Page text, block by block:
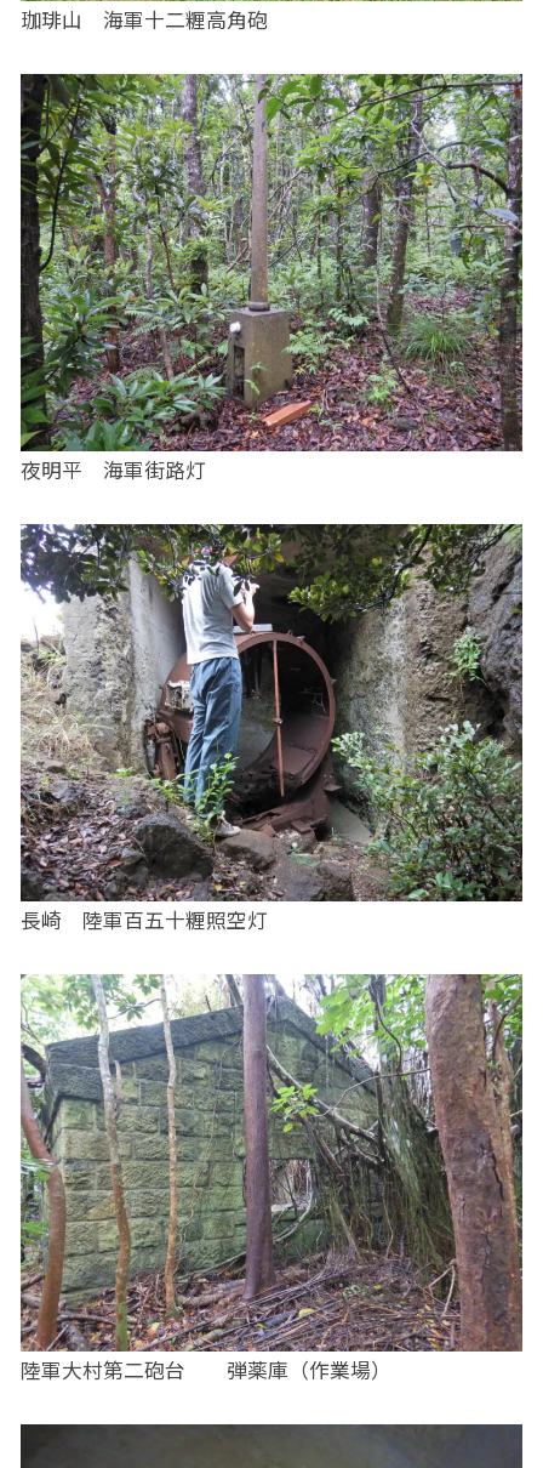
珈琲山 海軍十二糎高角砲
夜明平 海軍街路灯
長崎 陸軍百五十糎照空灯
陸軍大村第二砲台 弾薬庫（作業場）